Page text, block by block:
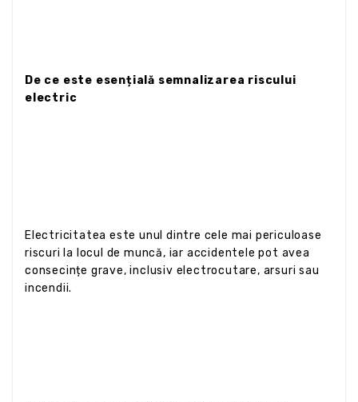
De ce este esențială semnalizarea riscului
electric
Electricitatea este unul dintre cele mai periculoase
riscuri la locul de muncă, iar accidentele pot avea
consecințe grave, inclusiv electrocutare, arsuri sau
incendii.